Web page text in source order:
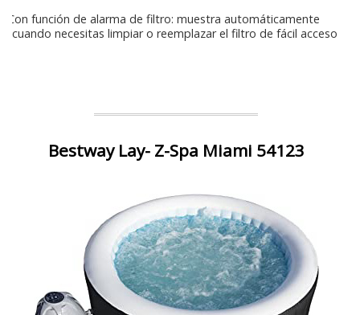
Con función de alarma de filtro: muestra automáticamente
cuando necesitas limpiar o reemplazar el filtro de fácil acceso
Bestway Lay- Z-Spa Miami 54123